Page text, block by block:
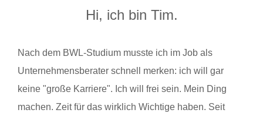
Hi, ich bin Tim.
Nach dem BWL-Studium musste ich im Job als
Unternehmensberater schnell merken: ich will gar
keine "große Karriere". Ich will frei sein. Mein Ding
machen. Zeit für das wirklich Wichtige haben. Seit